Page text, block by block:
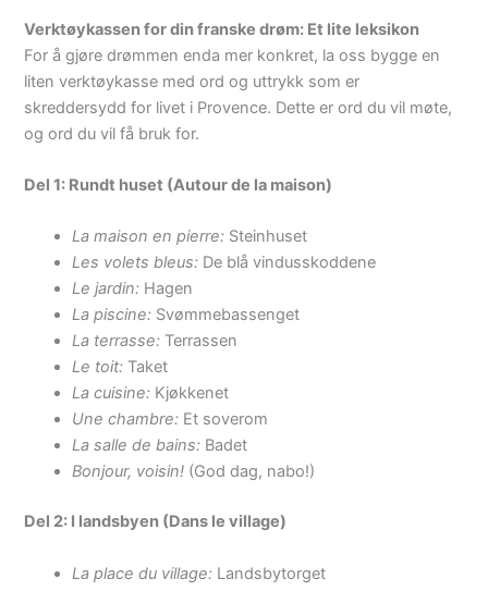
Verktøykassen for din franske drøm: Et lite leksikon
For å gjøre drømmen enda mer konkret, la oss bygge en
liten verktøykasse med ord og uttrykk som er
skreddersydd for livet i Provence. Dette er ord du vil møte,
og ord du vil få bruk for.
Del 1: Rundt huset (Autour de la maison)
La maison en pierre: Steinhuset
Les volets bleus: De blå vindusskoddene
Le jardin: Hagen
La piscine: Svømmebassenget
La terrasse: Terrassen
Le toit: Taket
La cuisine: Kjøkkenet
Une chambre: Et soverom
La salle de bains: Badet
Bonjour, voisin! (God dag, nabo!)
Del 2: I landsbyen (Dans le village)
La place du village: Landsbytorget